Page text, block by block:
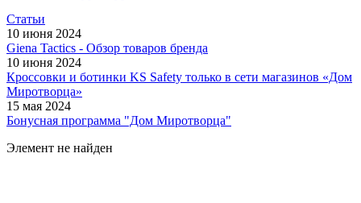
Статьи
10 июня 2024
Giena Tactics - Обзор товаров бренда
10 июня 2024
Кроссовки и ботинки KS Safety только в сети магазинов «Дом
Миротворца»
15 мая 2024
Бонусная программа "Дом Миротворца"
Элемент не найден